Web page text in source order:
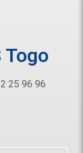
Togo
25 96 96